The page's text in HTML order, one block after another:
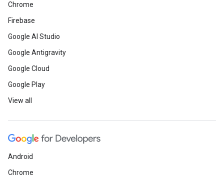
Chrome
Firebase
Google AI Studio
Google Antigravity
Google Cloud
Google Play
View all
Android
Chrome